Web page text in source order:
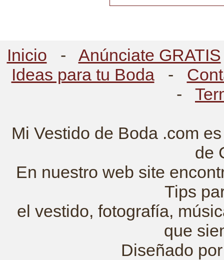
Inicio - Anúnciate GRATIS
Ideas para tu Boda-
-
Mi Vestido de Boda .com
de
En nuestro web site
Tips
el vestido, fotografía,
que
Diseñado